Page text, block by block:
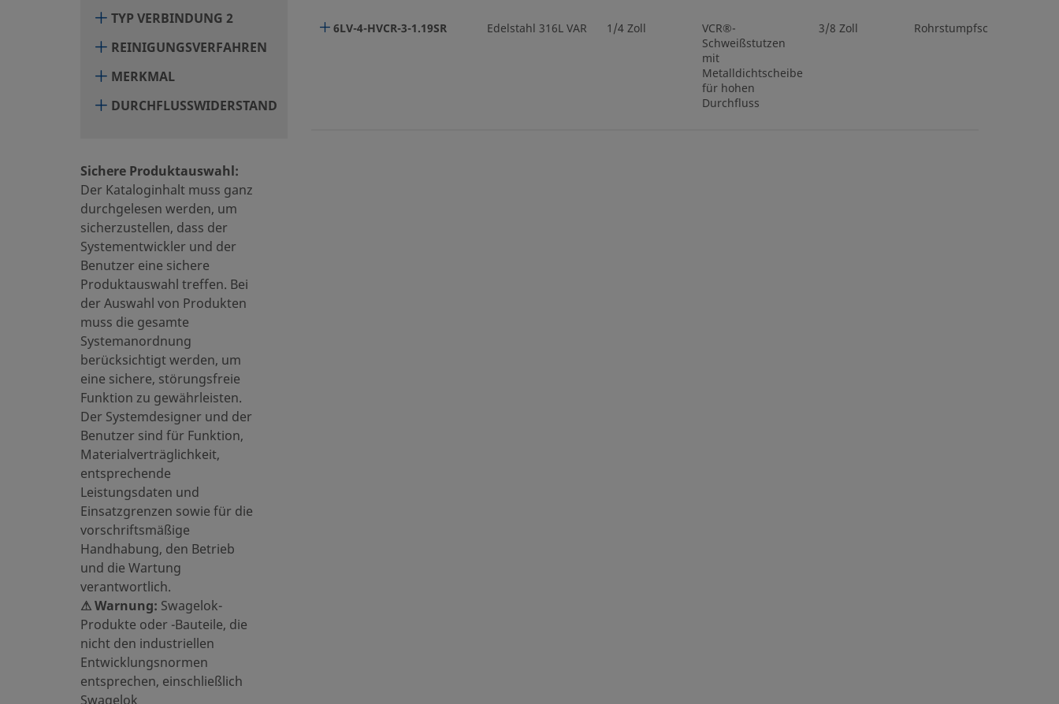
TYP VERBINDUNG 2
REINIGUNGSVERFAHREN
MERKMAL
DURCHFLUSSWIDERSTAND
Sichere Produktauswahl:
Der Kataloginhalt muss ganz
durchgelesen werden, um
sicherzustellen, dass der
Systementwickler und der
Benutzer eine sichere
Produktauswahl treffen. Bei
der Auswahl von Produkten
muss die gesamte
Systemanordnung
berücksichtigt werden, um
eine sichere, störungsfreie
Funktion zu gewährleisten.
Der Systemdesigner und der
Benutzer sind für Funktion,
Materialverträglichkeit,
entsprechende
Leistungsdaten und
Einsatzgrenzen sowie für die
vorschriftsmäßige
Handhabung, den Betrieb
und die Wartung
verantwortlich.
⚠ Warnung: Swagelok-
Produkte oder -Bauteile, die
nicht den industriellen
Entwicklungsnormen
entsprechen, einschließlich
6LV-4-HVCR-3-1.19SR Edelstahl 316L VAR 1/4 Zoll
VCR®-
Schweißstutzen
mit
Metalldichtscheibe
für hohen
Durchfluss
3/8 Zoll Rohrstumpfschweißenden